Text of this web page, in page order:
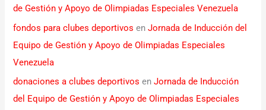
de Gestión y Apoyo de Olimpiadas Especiales Venezuela
fondos para clubes deportivos enJornada de Inducción del
Equipo de Gestión y Apoyo de Olimpiadas Especiales
Venezuela
donaciones a clubes deportivos enJornada de Inducción
del Equipo de Gestión y Apoyo de Olimpiadas Especiales